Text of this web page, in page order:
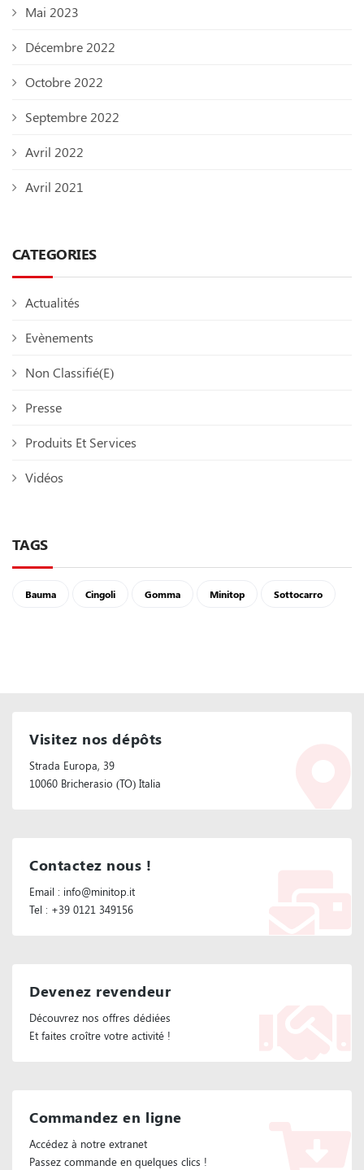
Mai 2023
Décembre 2022
Octobre 2022
Septembre 2022
Avril 2022
Avril 2021
CATEGORIES
Actualités
Evènements
Non Classifié(e)
Presse
Produits Et Services
Vidéos
TAGS
Bauma Cingoli Gomma Minitop Sottocarro
Visitez nos dépôts
Strada Europa, 39
10060 Bricherasio (TO) Italia
Contactez nous !
Email : info@minitop.it
Tel : +39 0121 349156
Devenez revendeur
Découvrez nos offres dédiées
Et faites croître votre activité !
Commandez en ligne
Accédez à notre extranet
Passez commande en quelques clics !